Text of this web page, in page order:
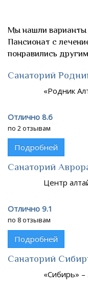
Мы нашли варианты
Пансионат с
понравились
Санаторий
«Родник
Отлично 8.6
по 2 отзывам
Подробней
Санаторий
Центр
Отлично 9.1
по 8 отзывам
Подробней
Санаторий
«Сибирь» –